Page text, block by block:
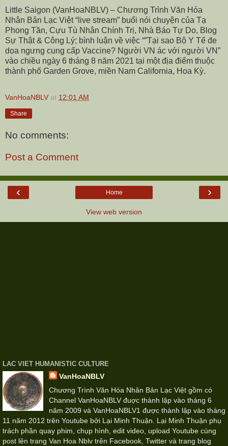
Little Saigon (VanHoaNBLV) – Chương Trình Văn Hóa
Nhân Bản Lạc Việt “live stream” buổi nói chuyện của Tạ
Phong Tần, Cựu Tù Nhân Chính Trị, Nhà Báo Tự Do, Blog
Sự Thật & Công Lý; bình luận về việc “”Tại sao Bộ Y Tế đe
dọa ngưng cung cấp Vaccine? Người VN ác với người VN”
vào chiều ngày 6 tháng 8 năm 2021 tại một địa điểm thuộc
thành phố Garden Grove, miền Nam California, Hoa Kỳ.
VanHoaNBLV at 12:01 AM
Share
No comments:
Post a Comment
‹ ›
Home
View web version
LAC VIET HUMANISTIC CULTURE
VanHoaNBLV
Chương Trình Văn Hóa Nhân Bản Lạc Việt gồm có
Channel VanHoaNBLV đuợc thành lập vào tháng 6
năm 2009 và VanHoaNBLV1 được thành lập vào tháng
11 năm 2012 trên Youtube bởi Lại Minh Thuận. Lại Minh Thuận phụ
trách phần quay phim, chụp hình, edit video, upload Youtube cùng
post lên trang Van Hoa Nblv trên Facebook, Twitter và trang blog